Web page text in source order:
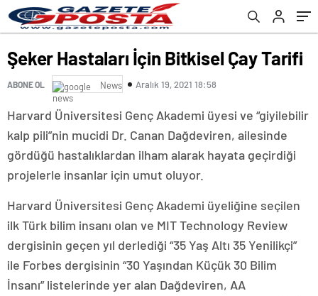
Şeker Hastaları İçin Bitkisel Çay Tarifi
ABONE OL News Aralık 19, 2021 18:58
Harvard Üniversitesi Genç Akademi üyesi ve “giyilebilir
kalp pili”nin mucidi Dr. Canan Dağdeviren, ailesinde
gördüğü hastalıklardan ilham alarak hayata geçirdiği
projelerle insanlar için umut oluyor.
Harvard Üniversitesi Genç Akademi üyeliğine seçilen
ilk Türk bilim insanı olan ve MIT Technology Review
dergisinin geçen yıl derlediği “35 Yaş Altı 35 Yenilikçi”
ile Forbes dergisinin “30 Yaşından Küçük 30 Bilim
İnsanı” listelerinde yer alan Dağdeviren, AA